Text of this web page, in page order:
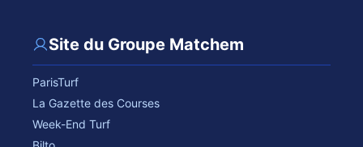
Site du Groupe Matchem
ParisTurf
La Gazette des Courses
Week-End Turf